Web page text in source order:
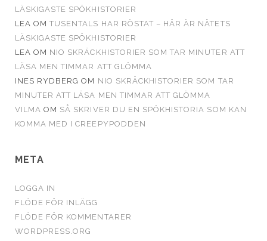
LÄSKIGASTE SPÖKHISTORIER
LEA OMTUSENTALS HAR RÖSTAT – HÄR ÄR NÄTETS
LÄSKIGASTE SPÖKHISTORIER
LEA OM NIO SKRÄCKHISTORIER SOM TAR MINUTER ATT
LÄSA MEN TIMMAR ATT GLÖMMA
INES RYDBERG OM NIO SKRÄCKHISTORIER SOM TAR
MINUTER ATT LÄSA MEN TIMMAR ATT GLÖMMA
VILMA OM SÅ SKRIVER DU EN SPÖKHISTORIA SOM KAN
KOMMA MED I CREEPYPODDEN
META
LOGGA IN
FLÖDE FÖR INLÄGG
FLÖDE FÖR KOMMENTARER
WORDPRESS.ORG